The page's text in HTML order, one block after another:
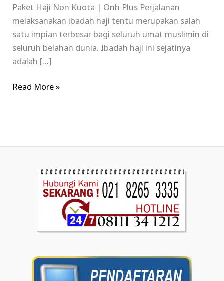
Paket Haji Non Kuota | Onh Plus Perjalanan
melaksanakan ibadah haji tentu merupakan salah
satu impian terbesar bagi seluruh umat muslimin di
seluruh belahan dunia. Ibadah haji ini sejatinya
adalah […]
Read More »